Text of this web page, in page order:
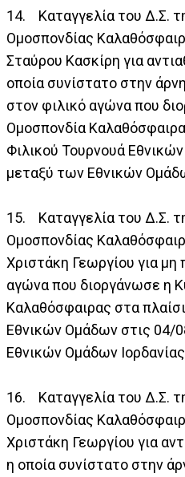
14. Καταγγελία του Δ.Σ.
Ομοσπονδίας
Σταύρου Κασκίρη για
οποία συνίστατο στην
στον φιλικό αγώνα που
Ομοσπονδία
Φιλικού Τουρνουά
μεταξύ των Εθνικών
15. Καταγγελία του Δ.Σ.
Ομοσπονδίας
Χριστάκη Γεωργίου για
αγώνα που διοργάνωσε η
Καλαθόσφαιρας στα
Εθνικών Ομάδων στις 04/
Εθνικών Ομάδων
16. Καταγγελία του Δ.Σ.
Ομοσπονδίας
Χριστάκη Γεωργίου για
η οποία συνίστατο στην